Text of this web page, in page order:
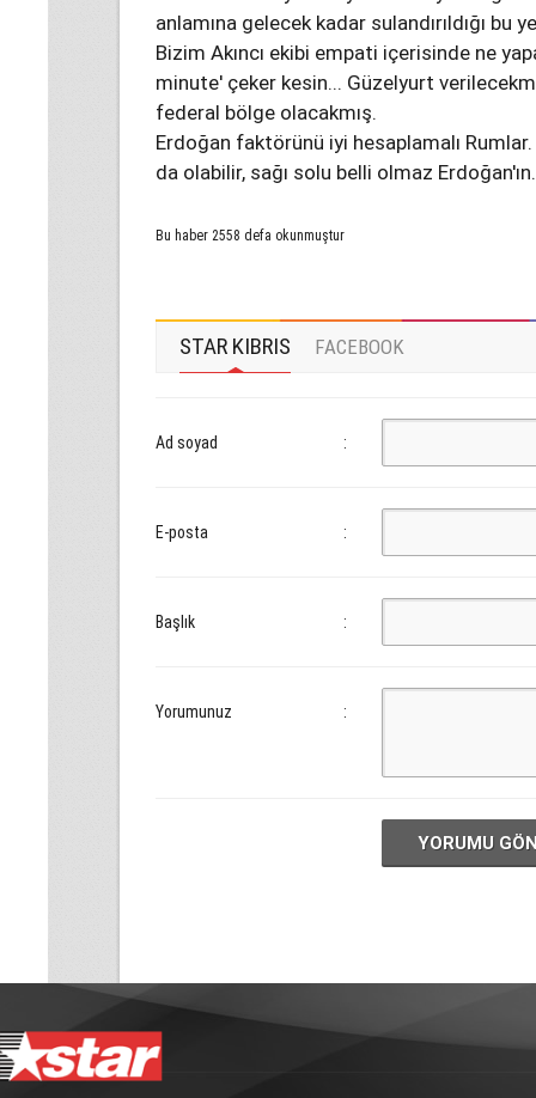
anlamına gelecek kadar sulandırıldığı
Bizim Akıncı ekibi empati içerisinde ne
minute' çeker kesin... Güzelyurt
federal bölge olacakmış.
Erdoğan faktörünü iyi hesaplamalı
da olabilir, sağı solu belli olmaz
Bu haber 2558 defa okunmuştur
STAR KIBRIS FACEBOOK
Ad soyad :
E-posta :
Başlık :
Yorumunuz :
YORUMU